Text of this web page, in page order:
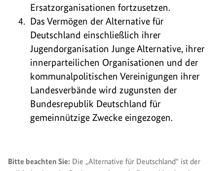
Ersatzorganisationen fortzusetzen.
Das Vermögen der Alternative für
Deutschland einschließlich ihrer
Jugendorganisation Junge Alternative, ihrer
innerparteilichen Organisationen und der
kommunalpolitischen Vereinigungen ihrer
Landesverbände wird zugunsten der
Bundesrepublik Deutschland für
gemeinnützige Zwecke eingezogen.
Bitte beachten Sie: Die „Alternative für Deutschland“ ist der